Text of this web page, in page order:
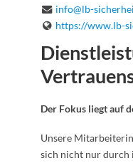
info@lb-
https://www.lb-
Der Fokus liegt auf
Unsere
sich nicht nur durch